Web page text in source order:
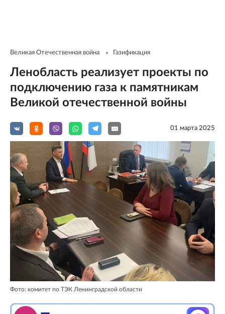
Великая Отечественная война Газификация
Ленобласть реализует проекты по
подключению газа к памятникам
Великой отечественной войны
01 мартa 2025
Фото: комитет по ТЭК Ленинградской области